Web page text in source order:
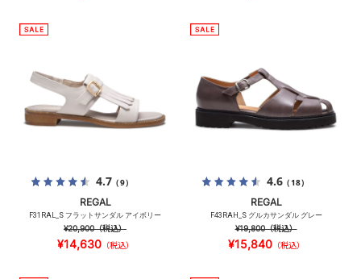
4.7（9）
REGAL
F31RAL_S フラットサンダル アイボリー
¥20,900（税込）
¥14,630（税込）
4.6（18）
REGAL
F43RAH_S グルカサンダル グレー
¥19,800（税込）
¥15,840（税込）